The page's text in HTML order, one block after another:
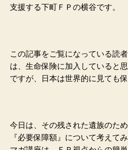
支援する下町ＦＰの横谷です。
この記事をご覧になっている読
は、生命保険に加入していると
ですが、日本は世界的に見ても
今日は、その残された遺族のた
『必要保障額』について考えて